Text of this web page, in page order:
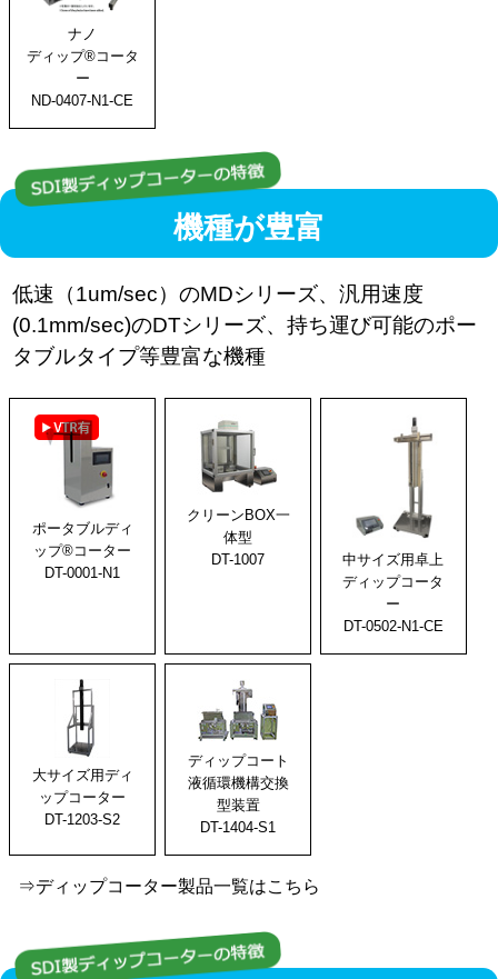
ナノ
ディップ®コータ
ー
ND-0407-N1-CE
機種が豊富
低速（1um/sec）のMDシリーズ、汎用速度
(0.1mm/sec)のDTシリーズ、持ち運び可能のポー
タブルタイプ等豊富な機種
ポータブルディ
ップ®コーター
DT-0001-N1
クリーンBOX一
体型
DT-1007
中サイズ用卓上
ディップコータ
ー
DT-0502-N1-CE
大サイズ用ディ
ップコーター
DT-1203-S2
ディップコート
液循環機構交換
型装置
DT-1404-S1
⇒ディップコーター製品一覧はこちら